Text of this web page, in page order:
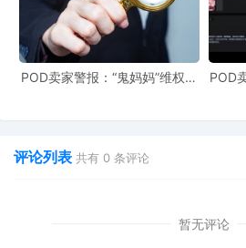
POD卖家警报：“鬼妈妈”维权致
POD
评论列表 共有 0 条评论
暂无评论